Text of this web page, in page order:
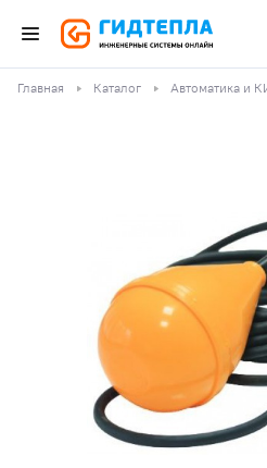
Главная Каталог Автоматика и